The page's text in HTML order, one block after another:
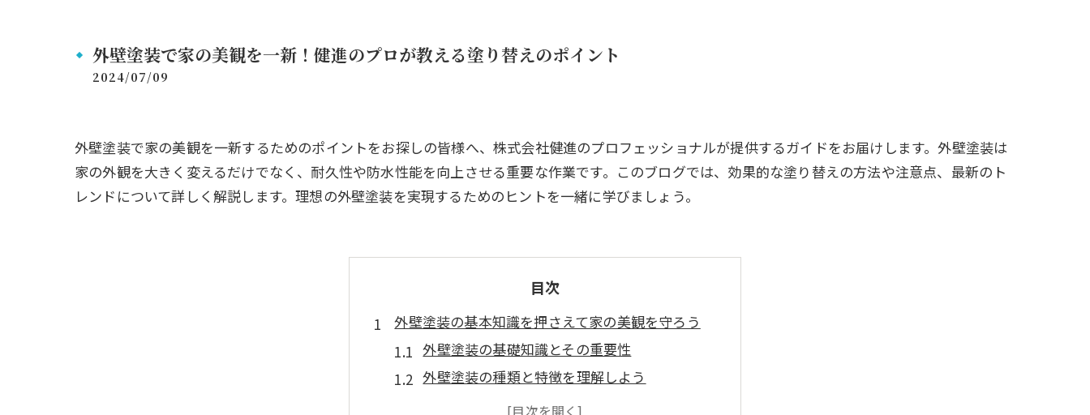
外壁塗装で家の美観を一新！健進のプロが教える塗り替えのポイント
2024/07/09
外壁塗装で家の美観を一新するためのポイントをお探しの皆様へ、株式会社健進のプロフェッショナルが提供するガイドをお届けします。外壁塗装は
家の外観を大きく変えるだけでなく、耐久性や防水性能を向上させる重要な作業です。このブログでは、効果的な塗り替えの方法や注意点、最新のト
レンドについて詳しく解説します。理想の外壁塗装を実現するためのヒントを一緒に学びましょう。
目次
外壁塗装の基本知識を押さえて家の美観を守ろう
外壁塗装の基礎知識とその重要性
外壁塗装の種類と特徴を理解しよう
外壁塗装の準備と必要な道具